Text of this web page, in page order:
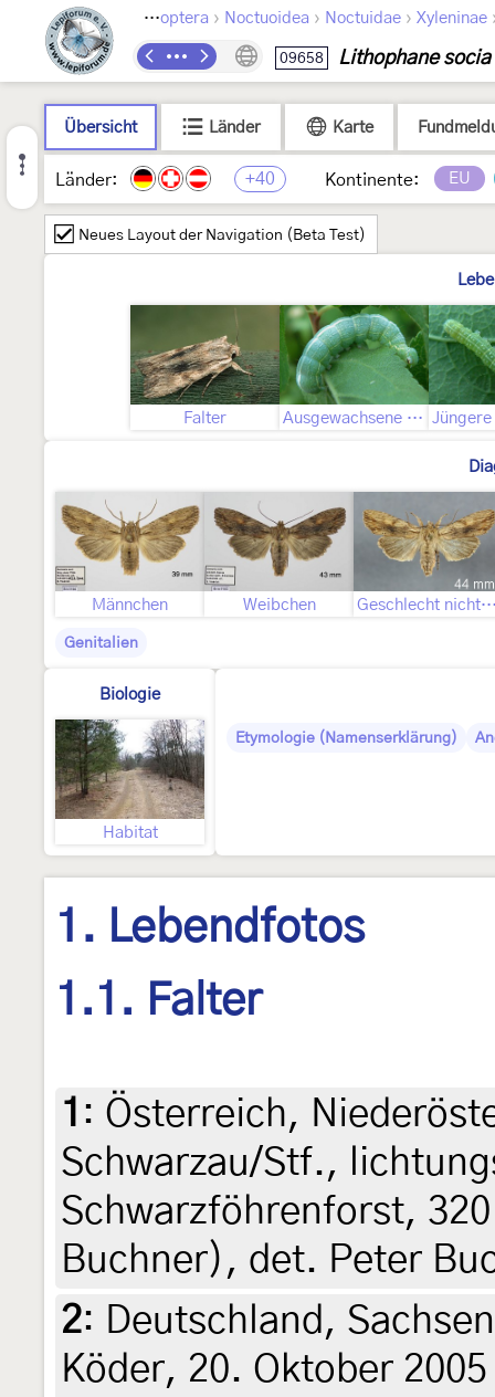
Lepidoptera › Noctuoidea › Noctuidae › Xyleninae
09658 Lithophane socia
Übersicht Länder Karte
Länder: +40 Kontinente: EU
Neues Layout der Navigation (Beta Test)
Falter Ausgewachsene Raupe
Männchen Weibchen Geschlecht nicht
Genitalien
Biologie
Habitat
Etymologie (Namenserklärung)
1. Lebendfotos
1.1. Falter
1 : Österreich,
Schwarzau/Stf.,
Schwarzföhrenforst,
Buchner), det. Peter
2: Deutschland,
Köder, 20. Oktober